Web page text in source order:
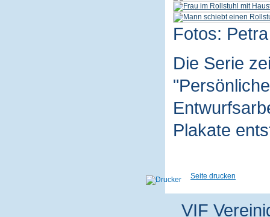
Fotos:
Die Serie
Plakate
Seite drucken
VIF